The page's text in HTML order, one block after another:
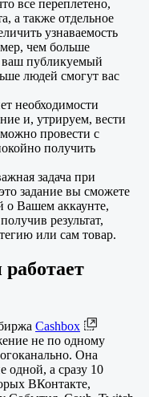
все переплетено,
а также отдельное
узнаваемость
чем больше
ваш публикуемый
людей смогут вас
необходимости
и, утрируем, вести
провести с
получить
задача при
задание вы сможете
о Вашем аккаунте,
результат,
или сам товар.
Cashbox
не по одному
Она
одной, а сразу 10
ВКонтакте,